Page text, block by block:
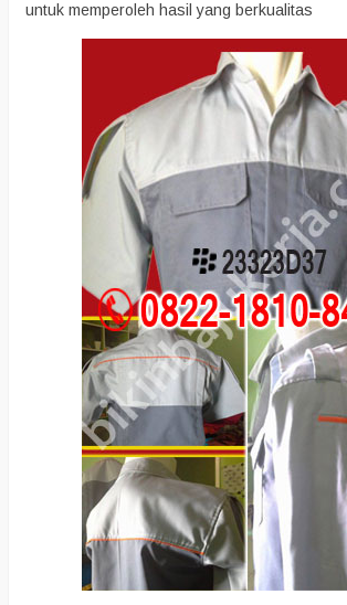
untuk memperoleh hasil yang berkualitas